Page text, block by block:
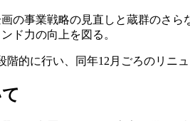
の事業戦略の見直しと蔵群のさ
ド力の向上を図る。
階的に行い、同年12月ごろのリニ